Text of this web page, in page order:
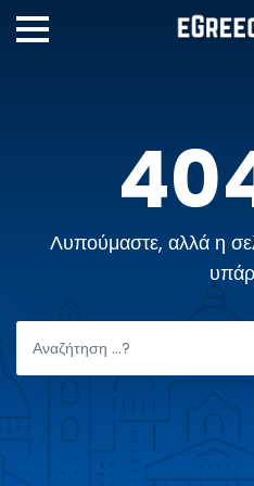
Λυπούμαστε, αλλά η